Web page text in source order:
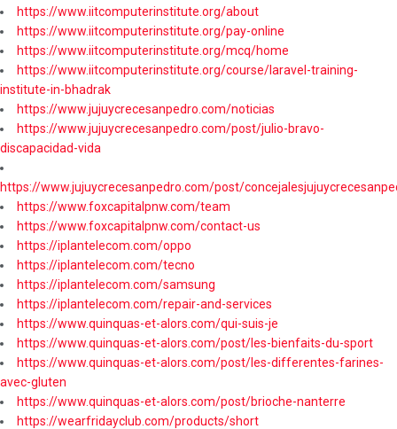
https://www.iitcomputerinstitute.org/about
https://www.iitcomputerinstitute.org/pay-online
https://www.iitcomputerinstitute.org/mcq/home
https://www.iitcomputerinstitute.org/course/laravel-training-
institute-in-bhadrak
https://www.jujuycrecesanpedro.com/noticias
https://www.jujuycrecesanpedro.com/post/julio-bravo-
discapacidad-vida
https://www.jujuycrecesanpedro.com/post/
https://www.foxcapitalpnw.com/team
https://www.foxcapitalpnw.com/contact-us
https://iplantelecom.com/oppo
https://iplantelecom.com/tecno
https://iplantelecom.com/samsung
https://iplantelecom.com/repair-and-services
https://www.quinquas-et-alors.com/qui-suis-je
https://www.quinquas-et-alors.com/post/les-bienfaits-du-sport
https://www.quinquas-et-alors.com/post/les-differentes-farines-
avec-gluten
https://www.quinquas-et-alors.com/post/brioche-nanterre
https://wearfridayclub.com/products/short